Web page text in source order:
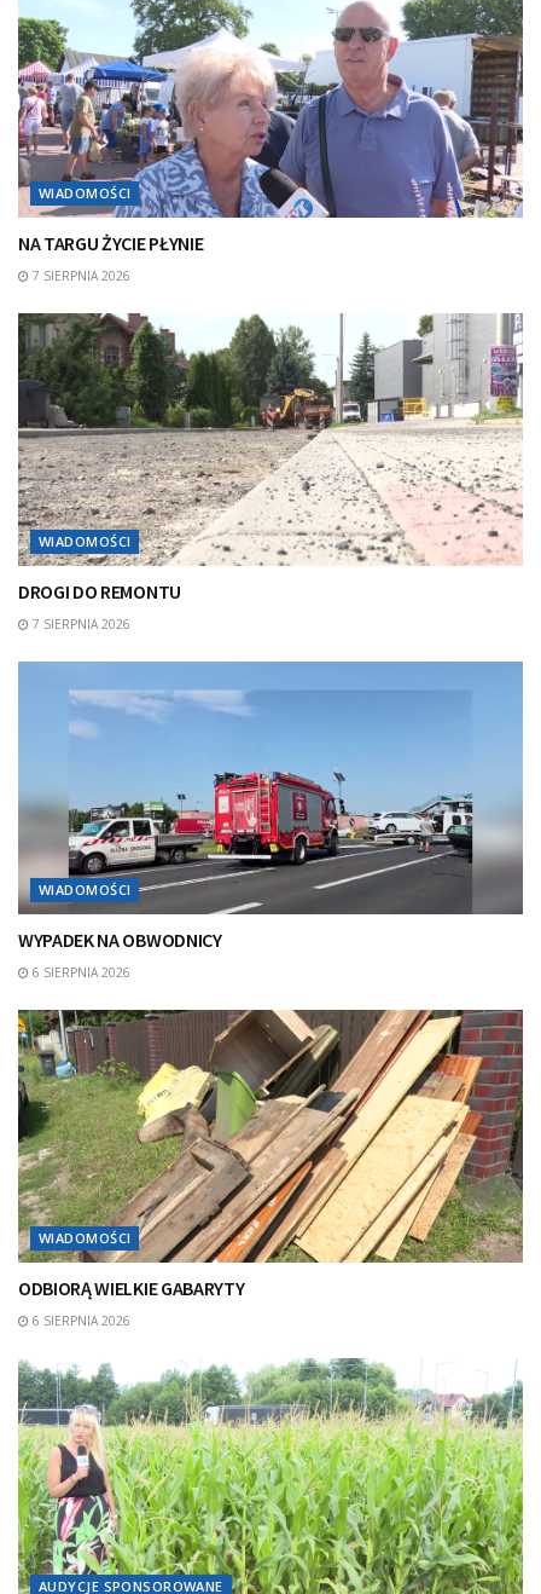
WIADOMOŚCI
NA TARGU ŻYCIE PŁYNIE
7 SIERPNIA 2026
WIADOMOŚCI
DROGI DO REMONTU
7 SIERPNIA 2026
WIADOMOŚCI
WYPADEK NA OBWODNICY
6 SIERPNIA 2026
WIADOMOŚCI
ODBIORĄ WIELKIE GABARYTY
6 SIERPNIA 2026
AUDYCJE SPONSOROWANE